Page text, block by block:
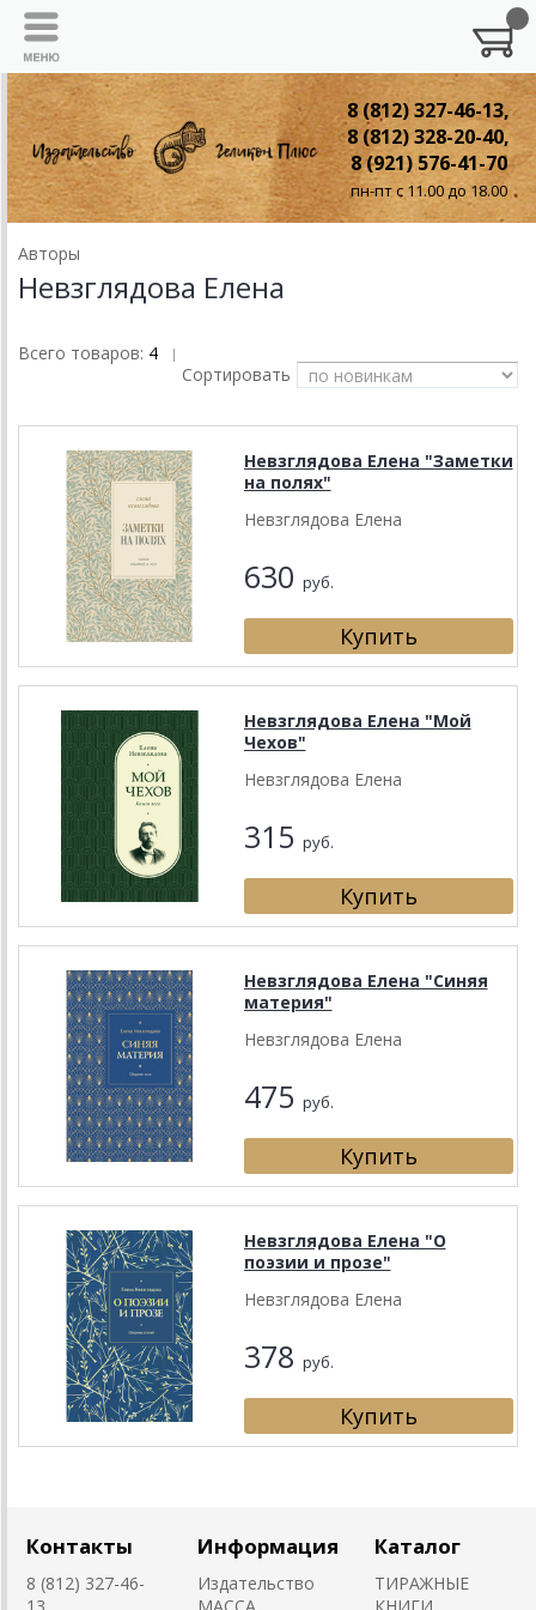
8 (812) 327-46-13,
8 (812) 328-20-40,
8 (921) 576-41-70
пн-пт с 11.00 до 18.00
Авторы
Невзглядова Елена
Всего товаров: 4 |
Сортировать
Невзглядова Елена "Заметки
на полях"
Невзглядова Елена
630 руб.
Невзглядова Елена "Мой
Чехов"
Невзглядова Елена
315 руб.
Невзглядова Елена "Синяя
материя"
Невзглядова Елена
475 руб.
Невзглядова Елена "О
поэзии и прозе"
Невзглядова Елена
378 руб.
Контакты
8 (812) 327-46-
Информация
Издательство
Каталог
ТИРАЖНЫЕ